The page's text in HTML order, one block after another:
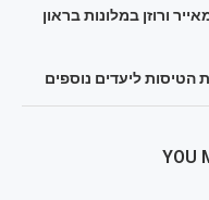
ורוזן במלונות בראון
הטיסות ליעדים נוספים
YOU